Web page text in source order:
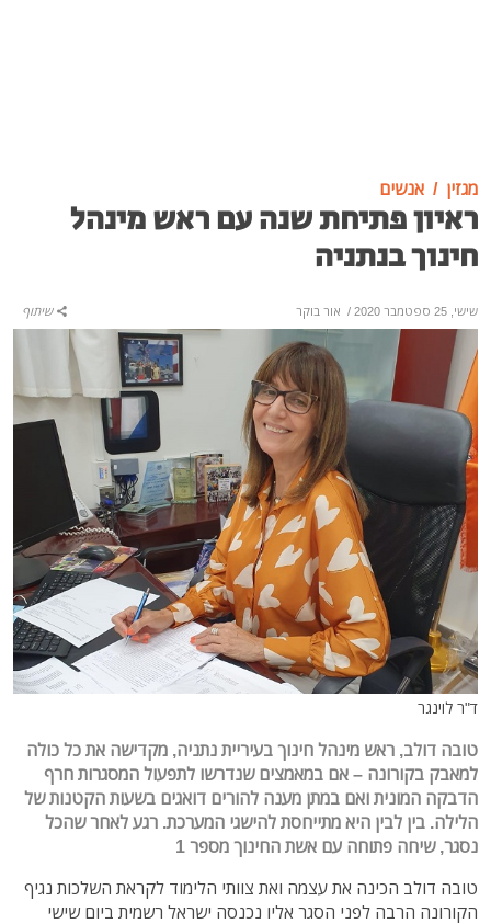
מגזין אנשים
ראיון פתיחת שנה עם ראש מינהל
חינוך בנתניה
שישי, 25 ספטמבר 2020 / אור בוקר שיתוף
ד"ר לוינגר
טובה דולב, ראש מינהל חינוך בעיריית נתניה, מקדישה את כל כולה
למאבק בקורונה – אם במאמצים שנדרשו לתפעול המסגרות חרף
הדבקה המונית ואם במתן מענה להורים דואגים בשעות הקטנות של
הלילה. בין לבין היא מתייחסת להישגי המערכת. רגע לאחר שהכל
נסגר, שיחה פתוחה עם אשת החינוך מספר 1
טובה דולב הכינה את עצמה ואת צוותי הלימוד לקראת השלכות נגיף
הקורונה הרבה לפני הסגר אליו נכנסה ישראל רשמית ביום שישי